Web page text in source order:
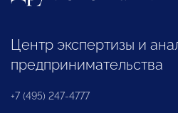
Центр экспертизы и
предпринимательства
+7 (495) 247-4777